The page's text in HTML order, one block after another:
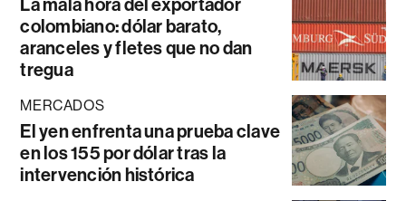
La mala hora del exportador
colombiano: dólar barato,
aranceles y fletes que no dan
tregua
MERCADOS
El yen enfrenta una prueba clave
en los 155 por dólar tras la
intervención histórica